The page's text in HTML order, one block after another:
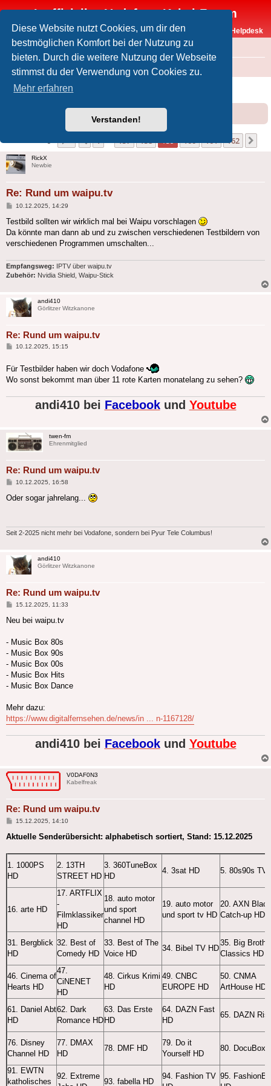
Diese Website nutzt Cookies, um dir den
bestmöglichen Komfort bei der Nutzung zu
bieten. Durch die weitere Nutzung der Webseite
stimmst du der Verwendung von Cookies zu.
Mehr erfahren
Verstanden!
Inoffizielles Vodafone-Kabel-Forum
Vodafone-Kabel-Helpdesk
FAQ
Foren-Übersicht Offtopic
Rund um waipu.tv
Vorherige
1 157 158 159 160 161 162
RickX
Newbie
Re: Rund um waipu.tv
Beitrag
10.12.2025, 14:29
Testbild sollten wir wirklich mal bei Waipu vorschlagen
Da könnte man dann ab und zu zwischen verschiedenen Testbildern von
verschiedenen Programmen umschalten...
Empfangsweg: IPTV über waipu.tv
Zubehör: Nvidia Shield, Waipu-Stick
andi410
Görlitzer Witzkanone
Re: Rund um waipu.tv
Beitrag
10.12.2025, 15:15
Für Testbilder haben wir doch Vodafone
Wo sonst bekommt man über 11 rote Karten monatelang zu sehen?
andi410 bei Facebookund Youtube
twen-fm
Ehrenmitglied
Re: Rund um waipu.tv
Beitrag
10.12.2025, 16:58
Oder sogar jahrelang...
Seit 2-2025 nicht mehr bei Vodafone, sondern bei Pyur Tele Columbus!
andi410
Görlitzer Witzkanone
Re: Rund um waipu.tv
Beitrag
15.12.2025, 11:33
Neu bei waipu.tv
- Music Box 80s
- Music Box 90s
- Music Box 00s
- Music Box Hits
- Music Box Dance
Mehr dazu:
https://www.digitalfernsehen.de/news/in ... n-1167128/
andi410 bei Facebookund Youtube
V0DAF0N3
Kabelfreak
Re: Rund um waipu.tv
Beitrag
15.12.2025, 14:10
Aktuelle Senderübersicht: alphabetisch sortiert, Stand: 15.12.2025
1. 1000PS
HD
2. 13TH
STREET HD
3. 360TuneBox
HD
4. 3sat HD 5. 80s90s TV
16. arte HD
17. ARTFLIX
-
Filmklassiker
HD
18. auto motor
und sport
channel HD
19. auto motor
und sport tv HD
20. AXN Black
Catch-up HD
31. Bergblick
HD
32. Best of
Comedy HD
33. Best of The
Voice HD
34. Bibel TV HD
35. Big
Classics HD
46. Cinema of
Hearts HD
47.
CiNENET
HD
48. Cirkus Krimi
HD
49. CNBC
EUROPE HD
50. CNMA
ArtHouse HD
61. Daniel Abt
HD
62. Dark
Romance HD
63. Das Erste
HD
64. DAZN Fast
HD
65. DAZN
76. Disney
Channel HD
77. DMAX
HD
78. DMF HD
79. Do it
Yourself HD
80. DocuBox
91. EWTN
katholisches
92. Extreme
93. fabella HD
94. Fashion TV 95.